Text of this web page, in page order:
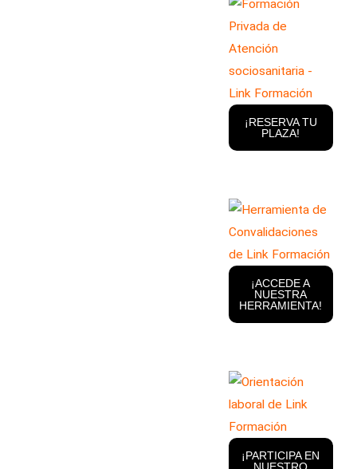
¡RESERVA TU
PLAZA!
¡ACCEDE A
NUESTRA
HERRAMIENTA!
¡PARTICIPA EN
NUESTRO